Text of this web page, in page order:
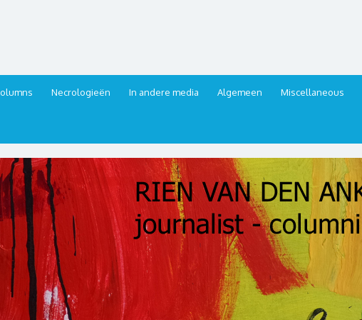
Necrologieën In andere media Algemeen Miscellaneous